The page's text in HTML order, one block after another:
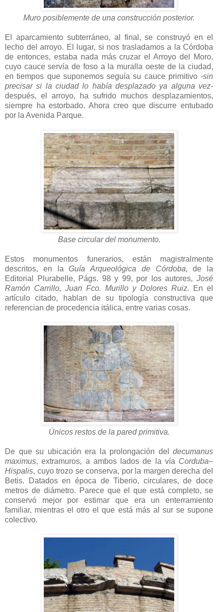
Muro posiblemente de una construcción posterior.
El aparcamiento subterráneo, al final, se construyó en el
lecho del arroyo. El lugar, si nos trasladamos a la Córdoba
de entonces, estaba nada más cruzar el Arroyo del Moro,
cuyo cauce servía de foso a la muralla oeste de la ciudad,
en tiempos que suponemos seguía su cauce primitivo -sin
precisar si la ciudad lo había desplazado ya alguna vez-
después, el arroyo, ha sufrido muchos desplazamientos,
siempre ha estorbado. Ahora creo que discurre entubado
por la Avenida Parque.
Base circular del monumento.
Estos monumentos funerarios, están magistralmente
descritos, en laGuía Arqueológica de Córdoba, de la
Editorial Plurabelle, Págs. 98 y 99, por los autores, José
Ramón Carrillo, Juan Fco. Murillo y Dolores Ruiz. En el
artículo citado, hablan de su tipología constructiva que
referencian de procedencia itálica, entre varias cosas.
Únicos restos de la pared primitiva.
De que su ubicación era la prolongación del decumanus
maximus, extramuros, a ambos lados de la vía Corduba–
Hispalis, cuyo trozo se conserva, por la margen derecha del
Betis. Datados en época de Tiberio, circulares, de doce
metros de diámetro. Parece que el que está completo, se
conservó mejor por estimar que era un enterramiento
familiar, mientras el otro el que está más al sur se supone
colectivo.